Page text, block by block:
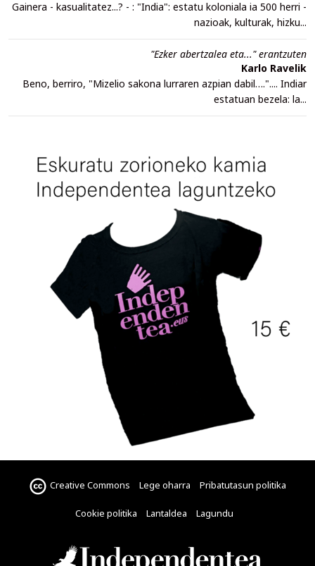
Gainera - kasualitatez...? - : "India": estatu koloniala ia 500 herri -
nazioak, kulturak, hizku...
"Ezker abertzalea eta..." erantzuten
Karlo Ravelik
Beno, berriro, "Mizelio sakona lurraren azpian dabil….".... Indiar
estatuan bezela: la...
Creative Commons Lege oharra Pribatutasun politika
Cookie politika Lantaldea Lagundu